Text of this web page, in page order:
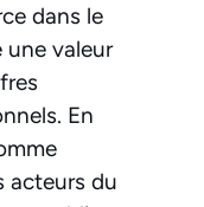
dans le
valeur
En
acteurs du